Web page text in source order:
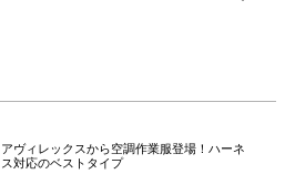
アヴィレックスから空調作業服登場！ハーネ
ス対応のベストタイプ